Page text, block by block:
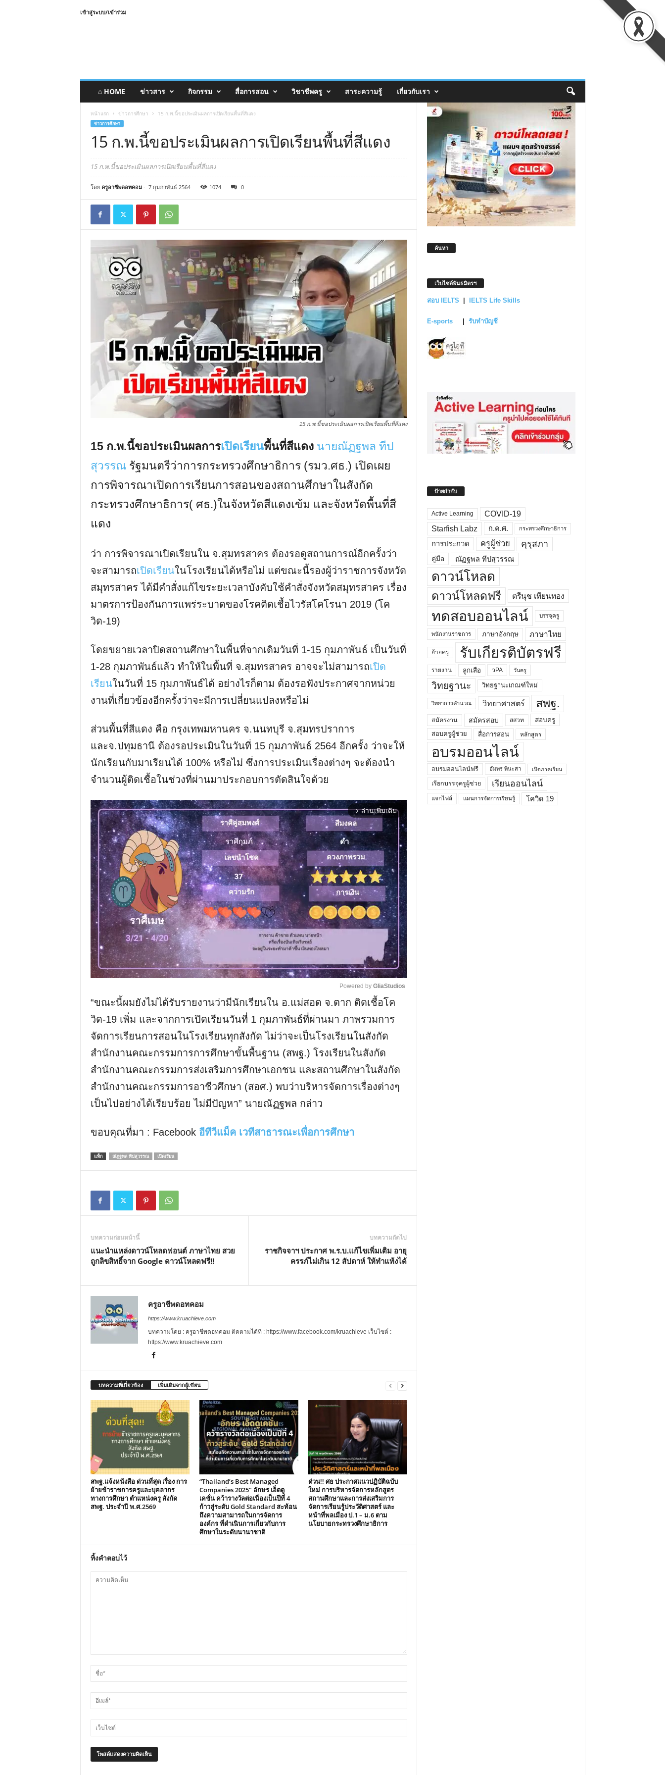
เข้าสู่ระบบ/เข้าร่วม
⌂ HOME ข่าวสาร กิจกรรม สื่อการสอน วิชาชีพครู สาระความรู้ เกี่ยวกับเรา
หน้าแรก ข่าวการศึกษา 15 ก.พ.นี้ขอประเมินผลการเปิดเรียนพื้นที่สีแดง
ข่าวการศึกษา
15 ก.พ.นี้ขอประเมินผลการเปิดเรียนพื้นที่สีแดง
15 ก.พ.นี้ขอประเมินผลการเปิดเรียนพื้นที่สีแดง
โดย ครูอาชีพดอทคอม- 7 กุมภาพันธ์ 2564 1074 0
15 ก.พ.นี้ขอประเมินผลการเปิดเรียนพื้นที่สีแดง
15 ก.พ.นี้ขอประเมินผลการเปิดเรียนพื้นที่สีแดง นายณัฏฐพล ทีป
สุวรรณรัฐมนตรีว่าการกระทรวงศึกษาธิการ (รมว.ศธ.) เปิดเผย
การพิจารณาเปิดการเรียนการสอนของสถานศึกษาในสังกัด
กระทรวงศึกษาธิการ( ศธ.)ในจังหวัดสีแดงเข้ม และจังหวัดพื้นที่สี
แดง
ว่า การพิจารณาเปิดเรียนใน จ.สุมทรสาคร ต้องรอดูสถานการณ์อีกครั้งว่า
จะสามารถเปิดเรียนในโรงเรียนได้หรือไม่ แต่ขณะนี้รองผู้ว่าราชการจังหวัด
สมุทรสาคร ได้มีคำสั่งแก้ไขระยะเวลาบังคับใช้คำสั่งจังหวัดสมุทรสาคร เรื่อง
มาตรการป้องกันการแพร่ระบาดของโรคติดเชื้อไวรัสโคโรนา 2019 (โค
วิด-19)
โดยขยายเวลาปิดสถานศึกษาในพื้นที่จากเดิมวันที่ 1-15 กุมภาพันธ์ เป็นวันที่
1-28 กุมภาพันธ์แล้ว ทำให้ในพื้นที่ จ.สุมทรสาคร อาจจะไม่สามารถเปิด
เรียนในวันที่ 15 กุมภาพันธ์ได้ อย่างไรก็ตาม ต้องรอฟังประกาศจากหน่วย
งานที่เกี่ยวข้องอีกครั้งว่าจะมีการเปลี่ยนแปลงหรือไม่
ส่วนพื้นที่สีแดง คือ กรุงเทพมหานคร จ.นนทบุรี จ.สุมทรปราการ
และจ.ปทุมธานี ต้องรอประเมินในวันที่ 15 กุมภาพันธ์ 2564 อีกครั้ง ว่าจะให้
นักเรียนกับมาเรียนได้ 100% หรือไม่ ซึ่งการประเมินเรื่องต่างๆ จะต้องนำ
จำนวนผู้ติดเชื้อในช่วงที่ผ่านมาประกอบการตัดสินใจด้วย
arrow_forward_ios อ่านเพิ่มเติม
t
e
Powered by GliaStudios
“ขณะนี้ผมยังไม่ได้รับรายงานว่ามีนักเรียนใน อ.แม่สอด จ.ตาก ติดเชื้อโค
วิด-19 เพิ่ม และจากการเปิดเรียนวันที่ 1 กุมภาพันธ์ที่ผ่านมา ภาพรวมการ
จัดการเรียนการสอนในโรงเรียนทุกสังกัด ไม่ว่าจะเป็นโรงเรียนในสังกัด
สำนักงานคณะกรรมการการศึกษาขั้นพื้นฐาน (สพฐ.) โรงเรียนในสังกัด
สำนักงานคณะกรรมการส่งเสริมการศึกษาเอกชน และสถานศึกษาในสังกัด
สำนักงานคณะกรรมการอาชีวศึกษา (สอศ.) พบว่าบริหารจัดการเรื่องต่างๆ
เป็นไปอย่างได้เรียบร้อย ไม่มีปัญหา” นายณัฏฐพล กล่าว
ขอบคุณที่มา : Facebook อีทีวีแม็ค เวทีสาธารณะเพื่อการศึกษา
แท็ก ณัฏฐพล ทีปสุวรรณ เปิดเรียน
บทความก่อนหน้านี้
แนะนำแหล่งดาวน์โหลดฟอนต์ ภาษาไทย สวย
ถูกลิขสิทธิ์จาก Google ดาวน์โหลดฟรี!!
บทความถัดไป
ราชกิจจาฯ ประกาศ พ.ร.บ.แก้ไขเพิ่มเติม อายุ
ครรภ์ไม่เกิน 12 สัปดาห์ ให้ทำแท้งได้
ครูอาชีพดอทคอม
https://www.kruachieve.com
บทความโดย : ครูอาชีพดอทคอม ติดตามได้ที่ : https://www.facebook.com/kruachieve เว็บไซต์ :
https://www.kruachieve.com
บทความที่เกี่ยวข้อง เพิ่มเติมจากผู้เขียน
สพฐ.แจ้งหนังสือ ด่วนที่สุด เรื่อง การ
ย้ายข้าราชการครูและบุคลากร
ทางการศึกษา ตำแหน่งครู สังกัด
สพฐ. ประจำปี พ.ศ.2569
“Thailand’s Best Managed
Companies 2025″ อักษร เอ็ดดู
เคชั่น คว้ารางวัลต่อเนื่องเป็นปีที่ 4
ก้าวสู่ระดับ Gold Standard สะท้อน
ถึงความสามารถในการจัดการ
องค์กร ที่ดำเนินการเกี่ยวกับการ
ศึกษาในระดับนานาชาติ
ด่วน!! ศธ ประกาศแนวปฏิบัติฉบับ
ใหม่ การบริหารจัดการหลักสูตร
สถานศึกษาและการส่งเสริมการ
จัดการเรียนรู้ประวัติศาสตร์ และ
หน้าที่พลเมือง ป.1 – ม.6 ตาม
นโยบายกระทรวงศึกษาธิการ
ทิ้งคำตอบไว้
ค้นหา
เว็บไซต์พันธมิตรฯ
สอบ IELTS IELTS Life Skills
E-sports รับทำบัญชี
ป้ายกำกับ
Active Learning
COVID-19
Starfish Labz
ก.ค.ศ. กระทรวงศึกษาธิการ
การประกวด ครูผู้ช่วย คุรุสภา
คู่มือ ณัฏฐพล ทีปสุวรรณ
ดาวน์โหลด
ดาวน์โหลดฟรี ตรีนุช เทียนทอง
ทดสอบออนไลน์ บรรจุครู
พนักงานราชการ ภาษาอังกฤษ ภาษาไทย
ย้ายครู รับเกียรติบัตรฟรี
รายงาน ลูกเสือ วPA วันครู
วิทยฐานะ วิทยฐานะเกณฑ์ใหม่
วิทยาการคำนวณ วิทยาศาสตร์ สพฐ.
สมัครงาน สมัครสอบ สสวท
สอบครู
สอบครูผู้ช่วย
สื่อการสอน หลักสูตร
อบรมออนไลน์
อบรมออนไลน์ฟรี อัมพร พินะสา เปิดภาคเรียน
เรียกบรรจุครูผู้ช่วย เรียนออนไลน์
แจกไฟล์ แผนการจัดการเรียนรู้ โควิด 19